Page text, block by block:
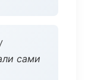
сами